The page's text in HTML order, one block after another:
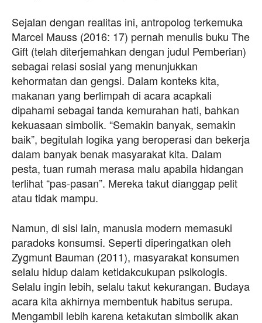
Sejalan dengan realitas ini, antropolog terkemuka
Marcel Mauss (2016: 17) pernah menulis buku The
Gift (telah diterjemahkan dengan judul Pemberian)
sebagai relasi sosial yang menunjukkan
kehormatan dan gengsi. Dalam konteks kita,
makanan yang berlimpah di acara acapkali
dipahami sebagai tanda kemurahan hati, bahkan
kekuasaan simbolik. “Semakin banyak, semakin
baik”, begitulah logika yang beroperasi dan bekerja
dalam banyak benak masyarakat kita. Dalam
pesta, tuan rumah merasa malu apabila hidangan
terlihat “pas-pasan”. Mereka takut dianggap pelit
atau tidak mampu.
Namun, di sisi lain, manusia modern memasuki
paradoks konsumsi. Seperti diperingatkan oleh
Zygmunt Bauman (2011), masyarakat konsumen
selalu hidup dalam ketidakcukupan psikologis.
Selalu ingin lebih, selalu takut kekurangan. Budaya
acara kita akhirnya membentuk habitus serupa.
Mengambil lebih karena ketakutan simbolik akan